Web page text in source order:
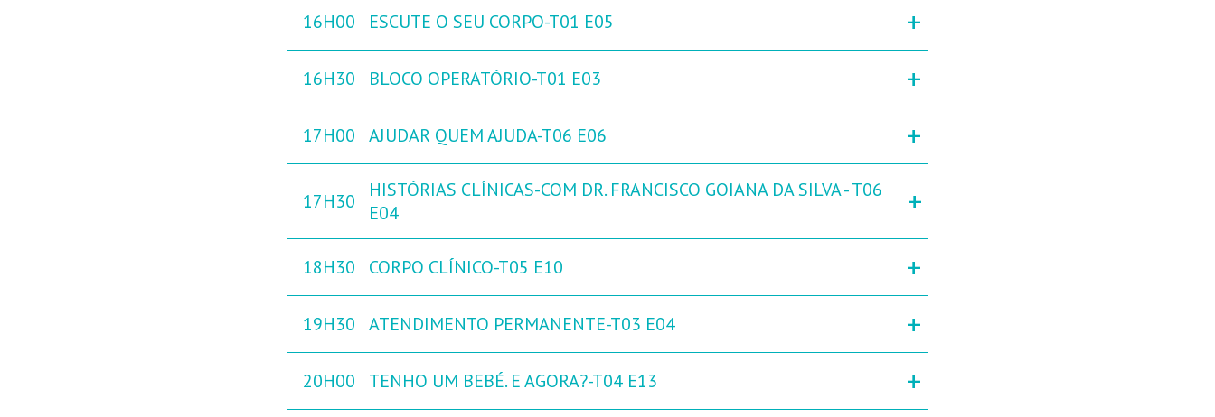
16H00 ESCUTE O SEU CORPO-T01 E05 +
16H30 BLOCO OPERATÓRIO-T01 E03 +
17H00 AJUDAR QUEM AJUDA-T06 E06 +
17H30
HISTÓRIAS CLÍNICAS-COM DR. FRANCISCO GOIANA DA SILVA - T06
E04
+
18H30 CORPO CLÍNICO-T05 E10 +
19H30 ATENDIMENTO PERMANENTE-T03 E04 +
20H00 TENHO UM BEBÉ. E AGORA?-T04 E13 +